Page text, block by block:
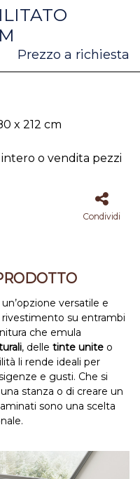
Prezzo a richiesta
x 212 cm
o vendita pezzi
Condividi
versatile e
rivestimento su entrambi
che emula
, delle tinte unite o
li rende ideali per
e gusti. Che si
stanza o di creare un
sono una scelta